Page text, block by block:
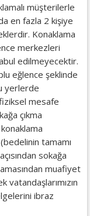
müşterilerle
en fazla 2 kişiye
Konaklama
merkezleri
edilmeyecektir.
eğlence şeklinde
yerlerde
mesafe
çıkma
tamamı
sokağa
muafiyet
ibraz